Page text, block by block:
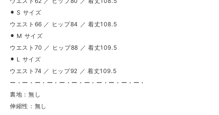
⚫︎ S サイズ
ウエスト66 ／ ヒップ84 ／ 着丈108.5
⚫︎ M サイズ
ウエスト70 ／ ヒップ88 ／ 着丈109.5
⚫︎ L サイズ
ウエスト74 ／ ヒップ92 ／ 着丈109.5
ー・ー・ー・ー・ー・ー・ー・ー・ー・ー・ー・
裏地：無し
伸縮性：無し